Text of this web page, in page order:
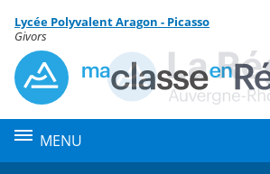
Menu de la rubrique
Contenu
Lycée Polyvalent Aragon - Picasso
Givors
MENU